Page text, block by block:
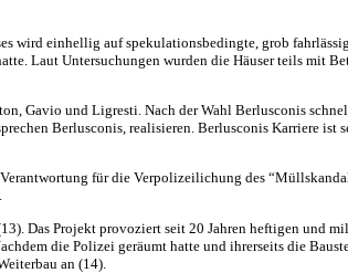
wird einhellig auf spekulationsbedingte, grob
Laut Untersuchungen wurden die Häuser teils mit
Gavio und Ligresti. Nach der Wahl Berlusconis
Berlusconis, realisieren. Berlusconis Karriere
für die Verpolizeilichung des
Das Projekt provoziert seit 20 Jahren heftigen und
die Polizei geräumt hatte und ihrerseits die
an (14).